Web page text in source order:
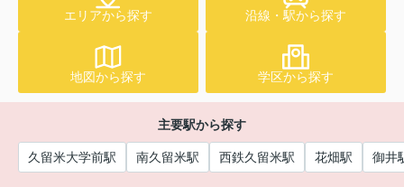
エリアから探す 沿線・駅から探す
地図から探す 学区から探す
主要駅から探す
久留米大学前駅 南久留米駅 西鉄久留米駅 花畑駅 御井